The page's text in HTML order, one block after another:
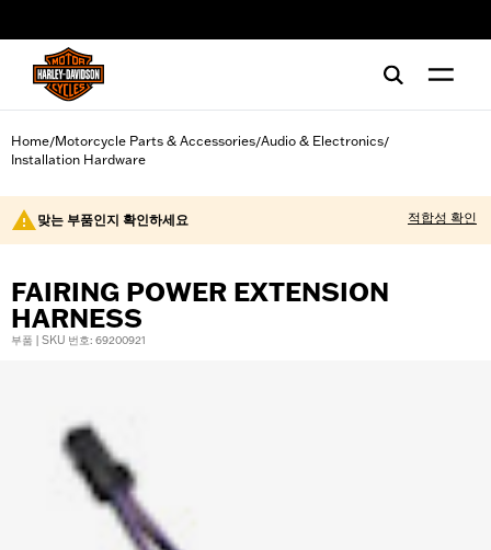
Home/Motorcycle Parts & Accessories/Audio & Electronics/
Installation Hardware
맞는 부품인지 확인하세요 적합성 확인
FAIRING POWER EXTENSION
HARNESS
부품 | SKU 번호: 69200921